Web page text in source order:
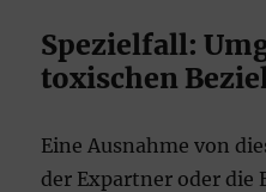
Spezielfall:
toxischen
Eine Ausnahme von
der Expartner oder